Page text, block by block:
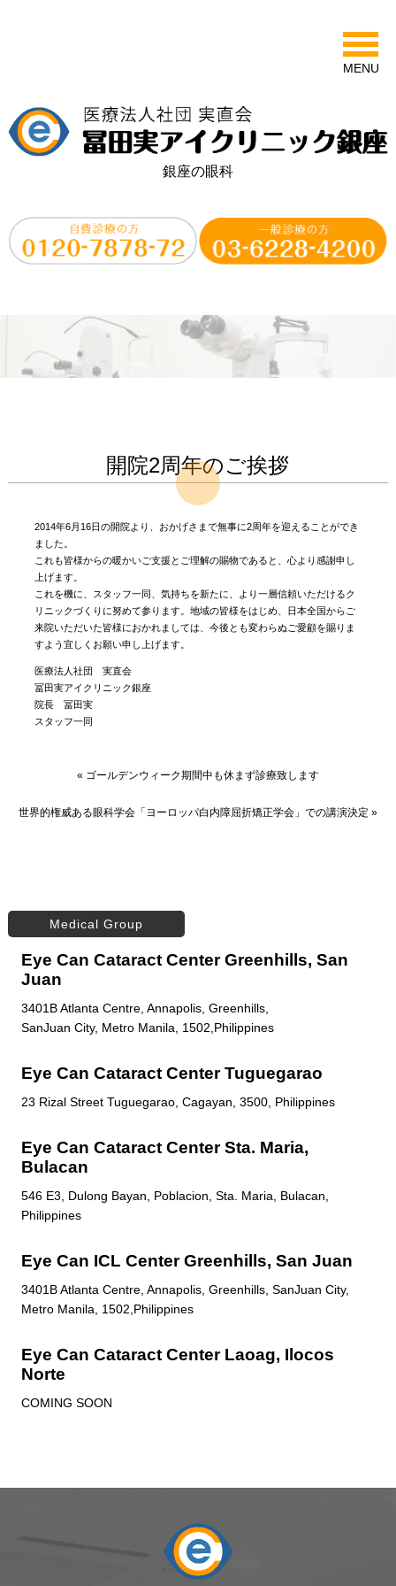
銀座の眼科
MENU
開院2周年のご挨拶
2014年6月16日の開院より、おかげさまで無事に2周年を迎えることができ
ました。
これも皆様からの暖かいご支援とご理解の賜物であると、心より感謝申し
上げます。
これを機に、スタッフ一同、気持ちを新たに、より一層信頼いただけるク
リニックづくりに努めて参ります。地域の皆様をはじめ、日本全国からご
来院いただいた皆様におかれましては、今後とも変わらぬご愛顧を賜りま
すよう宜しくお願い申し上げます。
医療法人社団 実直会
冨田実アイクリニック銀座
院長 冨田実
スタッフ一同
« ゴールデンウィーク期間中も休まず診療致します
世界的権威ある眼科学会「ヨーロッパ白内障屈折矯正学会」での講演決定 »
Medical Group
Eye Can Cataract Center Greenhills, San
Juan
3401B Atlanta Centre, Annapolis, Greenhills,
SanJuan City, Metro Manila, 1502,Philippines
Eye Can Cataract Center Tuguegarao
23 Rizal Street Tuguegarao, Cagayan, 3500, Philippines
Eye Can Cataract Center Sta. Maria,
Bulacan
546 E3, Dulong Bayan, Poblacion, Sta. Maria, Bulacan,
Philippines
Eye Can ICL Center Greenhills, San Juan
3401B Atlanta Centre, Annapolis, Greenhills, SanJuan City,
Metro Manila, 1502,Philippines
Eye Can Cataract Center Laoag, Ilocos
Norte
COMING SOON